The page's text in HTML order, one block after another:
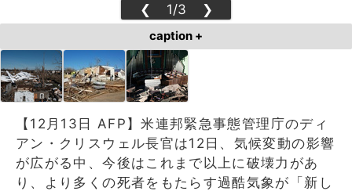
❮ 1/3 ❯
caption +
【12月13日 AFP】米連邦緊急事態管理庁のディ
アン・クリスウェル長官は12日、気候変動の影響
が広がる中、今後はこれまで以上に破壊力があ
り、より多くの死者をもたらす過酷気象が「新し